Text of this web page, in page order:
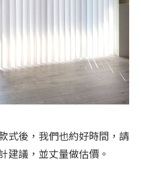
式後，我們也約好時間，請
建議，並丈量做估價。